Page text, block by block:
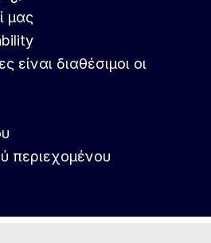
μας
είναι διαθέσιμοι οι
περιεχομένου